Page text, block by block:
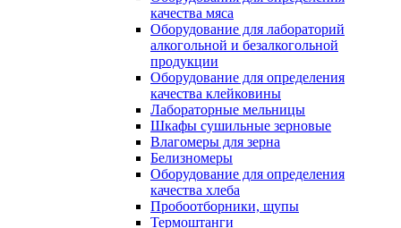
качества мяса
Оборудование для лабораторий
алкогольной и безалкогольной
продукции
Оборудование для определения
качества клейковины
Лабораторные мельницы
Шкафы сушильные зерновые
Влагомеры для зерна
Белизномеры
Оборудование для определения
качества хлеба
Пробоотборники, щупы
Термоштанги